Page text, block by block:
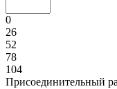
0
26
52
78
104
Присоединительный